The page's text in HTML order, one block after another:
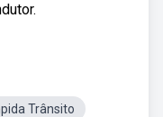
Trânsito